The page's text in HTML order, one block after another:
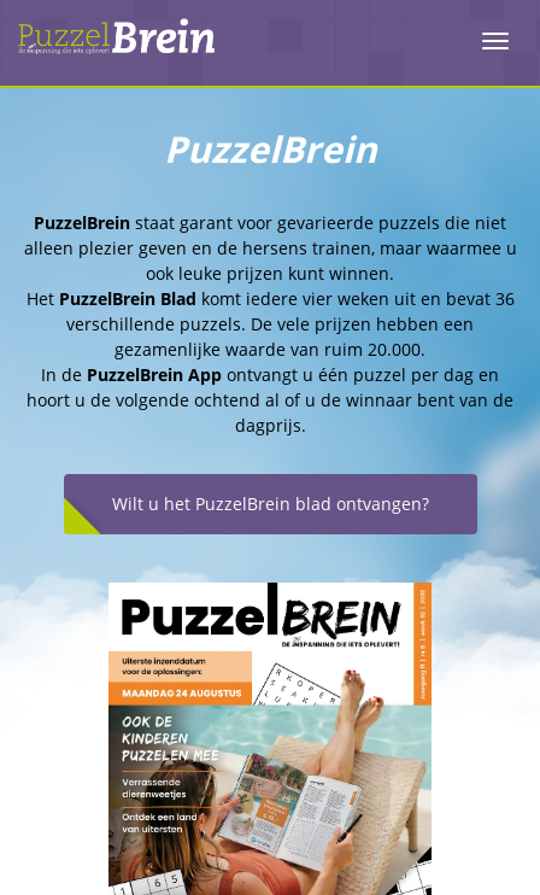
PuzzelBrein
PuzzelBrein staat garant voor gevarieerde puzzels die niet
alleen plezier geven en de hersens trainen, maar waarmee u
ook leuke prijzen kunt winnen.
Het PuzzelBrein Blad komt iedere vier weken uit en bevat 36
verschillende puzzels. De vele prijzen hebben een
gezamenlijke waarde van ruim 20.000.
In de PuzzelBrein App ontvangt u één puzzel per dag en
hoort u de volgende ochtend al of u de winnaar bent van de
dagprijs.
Wilt u het PuzzelBrein blad ontvangen?